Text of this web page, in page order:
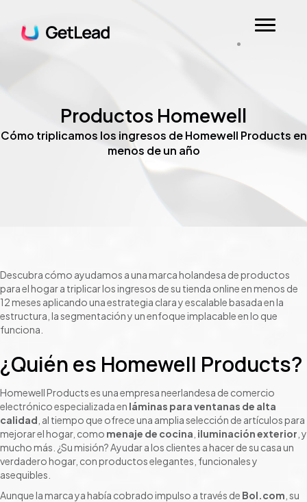
Productos Homewell
Cómo triplicamos los ingresos de Homewell Products en
menos de un año
Descubra cómo ayudamos a una marca holandesa de productos
para el hogar a triplicar los ingresos de su tienda online en menos de
12 meses aplicando una estrategia clara y escalable basada en la
estructura, la segmentación y un enfoque implacable en lo que
funciona.
¿Quién es Homewell Products?
Homewell Products es una empresa neerlandesa de comercio
electrónico especializada en láminas para ventanas de alta
calidad , al tiempo que ofrece una amplia selección de artículos para
mejorar el hogar, como menaje de cocina iluminación exterior , y
mucho más. ¿Su misión? Ayudar a los clientes a hacer de su casa un
verdadero hogar, con productos elegantes, funcionales y
asequibles.
Aunque la marca ya había cobrado impulso a través de Bol.com , su